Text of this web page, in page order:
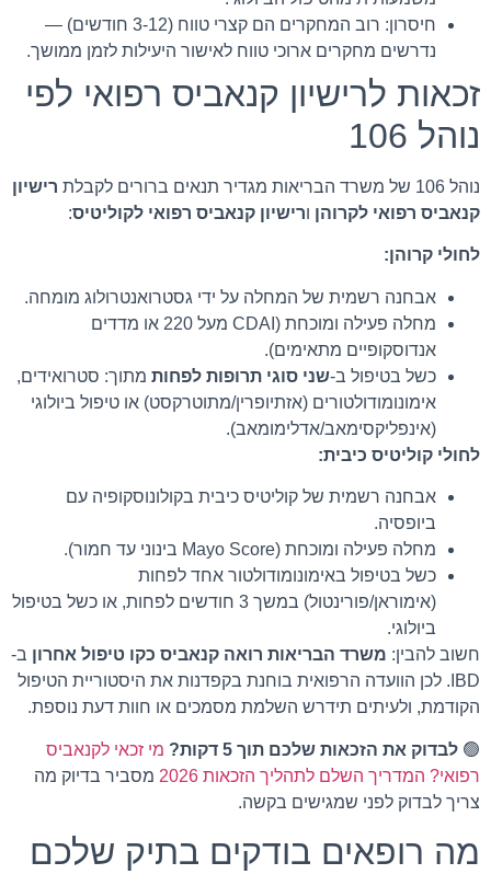
חיסרון: רוב המחקרים הם קצרי טווח (3-12 חודשים) —
נדרשים מחקרים ארוכי טווח לאישור היעילות לזמן ממושך.
זכאות לרישיון קנאביס רפואי לפי
נוהל 106
נוהל 106 של משרד הבריאות מגדיר תנאים ברורים לקבלת
רישיון
קנאביס רפואי לקרוהן ורישיון קנאביס רפואי לקוליטיס:
לחולי קרוהן:
אבחנה רשמית של המחלה על ידי גסטרואנטרולוג מומחה.
מחלה פעילה ומוכחת (CDAI מעל 220 או מדדים
אנדוסקופיים מתאימים).
כשל בטיפול ב-שני סוגי תרופות לפחות מתוך: סטרואידים,
אימונומודולטורים (אזתיופרין/מתוטרקסט) או טיפול ביולוגי
(אינפליקסימאב/אדלימומאב).
לחולי קוליטיס כיבית:
אבחנה רשמית של קוליטיס כיבית בקולונוסקופיה עם
ביופסיה.
מחלה פעילה ומוכחת (Mayo Score בינוני עד חמור).
כשל בטיפול באימונומודולטור אחד לפחות
(אימוראן/פורינטול) במשך 3 חודשים לפחות, או כשל בטיפול
ביולוגי.
חשוב להבין: משרד הבריאות רואה קנאביס כקו טיפול אחרון ב-
IBD. לכן הוועדה הרפואית בוחנת בקפדנות את היסטוריית הטיפול
הקודמת, ולעיתים תידרש השלמת מסמכים או חוות דעת נוספת.
🟢 לבדוק את הזכאות שלכם תוך 5 דקות?
מי זכאי לקנאביס
רפואי? המדריך השלם לתהליך הזכאות 2026
מסביר בדיוק מה
צריך לבדוק לפני שמגישים בקשה.
מה רופאים בודקים בתיק שלכם